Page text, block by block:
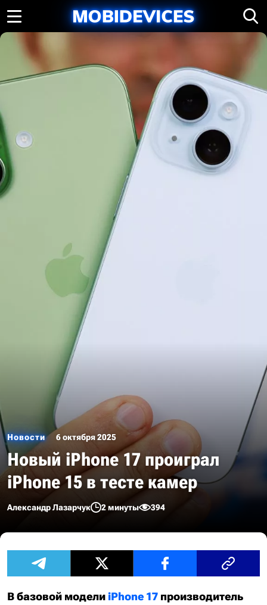
Новости 6 октября 2025
Новый iPhone 17 проиграл
iPhone 15 в тесте камер
Александр Лазарчук 2 минуты 394
В базовой моделиiPhone 17 производитель